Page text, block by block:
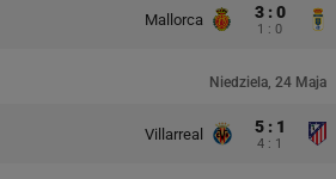
Mallorca 3 : 0
1 : 0
Niedziela, 24 Maja
Villarreal 5 : 1
4 : 1